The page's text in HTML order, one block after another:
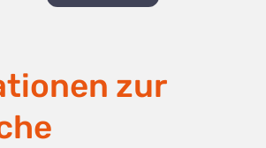
zur